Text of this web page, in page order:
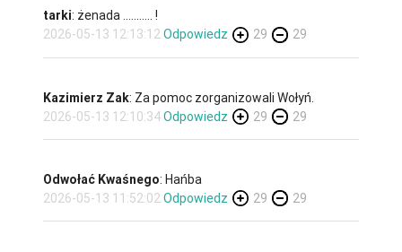
tarki: żenada ........... !
2026-05-13 12:13:12Odpowiedz 29 29
Kazimierz Zak: Za pomoc zorganizowali Wołyń.
2026-05-13 12:10:34Odpowiedz 29 29
Odwołać Kwaśnego: Hańba
2026-05-13 11:52:02Odpowiedz 29 29